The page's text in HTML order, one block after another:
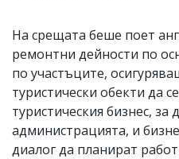
На срещата беше поет
ремонтни дейности по
по участъците,
туристически обекти да
туристическия бизнес, за
администрацията, и
диалог да планират